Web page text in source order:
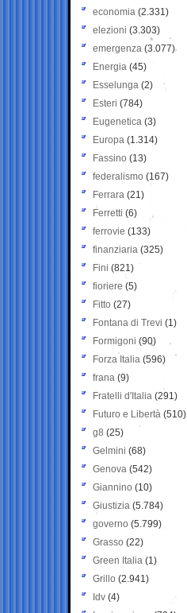
economia (2.331)
elezioni (3.303)
emergenza (3.077)
Energia (45)
Esselunga (2)
Esteri (784)
Eugenetica (3)
Europa (1.314)
Fassino (13)
federalismo (167)
Ferrara (21)
Ferretti (6)
ferrovie (133)
finanziaria (325)
Fini (821)
fioriere (5)
Fitto (27)
Fontana di Trevi (1)
Formigoni (90)
Forza Italia (596)
frana (9)
Fratelli d'Italia (291)
Futuro e Libertà (510)
g8 (25)
Gelmini (68)
Genova (542)
Giannino (10)
Giustizia (5.784)
governo (5.799)
Grasso (22)
Green Italia (1)
Grillo (2.941)
Idv (4)